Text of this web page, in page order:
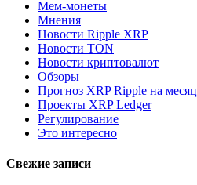
Мем-монеты
Мнения
Новости Ripple XRP
Новости TON
Новости криптовалют
Обзоры
Прогноз XRP Ripple на месяц
Проекты XRP Ledger
Регулирование
Это интересно
Свежие записи